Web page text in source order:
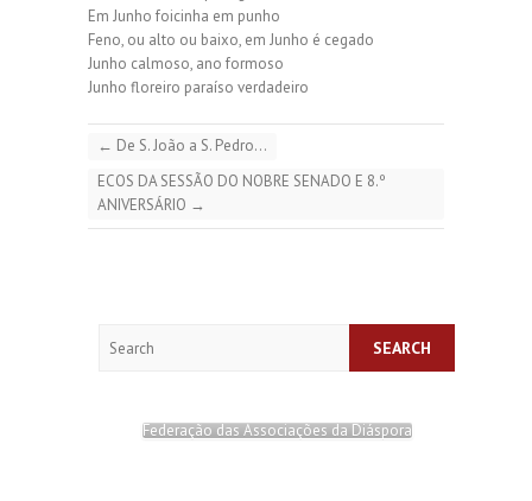
Em Junho foicinha em punho
Feno, ou alto ou baixo, em Junho é cegado
Junho calmoso, ano formoso
Junho floreiro paraíso verdadeiro
← De S. João a S. Pedro…
ECOS DA SESSÃO DO NOBRE SENADO E 8.º
ANIVERSÁRIO →
Federação das Associações da Diáspora